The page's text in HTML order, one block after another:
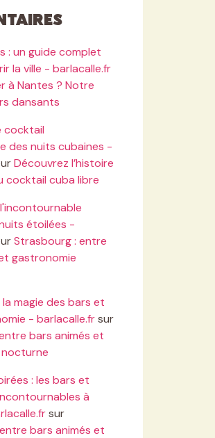
: un guide complet
la ville - barlacalle.fr
à Nantes ? Notre
dansants
cocktail
des nuits cubaines -
Découvrez l’histoire
cocktail cuba libre
étoilées -
Strasbourg : entre
gastronomie
la magie des bars et
- barlacalle.frsur
bars animés et
: les bars et
à
sur
bars animés et